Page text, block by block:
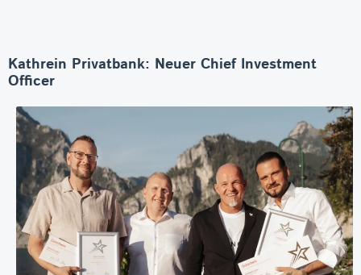
Kathrein Privatbank: Neuer Chief Investment
Officer